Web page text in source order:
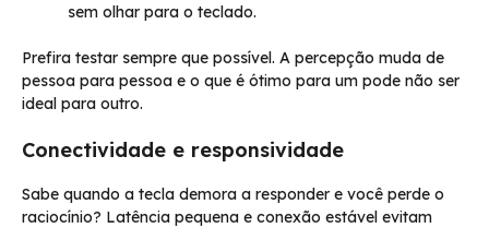
sem olhar para o teclado.
Prefira testar sempre que possível. A percepção muda de
pessoa para pessoa e o que é ótimo para um pode não ser
ideal para outro.
Conectividade e responsividade
Sabe quando a tecla demora a responder e você perde o
raciocínio? Latência pequena e conexão estável evitam